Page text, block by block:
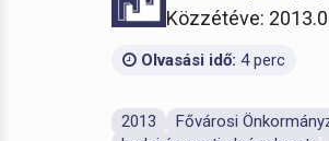
Közzétéve:
Olvasási idő: 4 perc
2013 Fővárosi